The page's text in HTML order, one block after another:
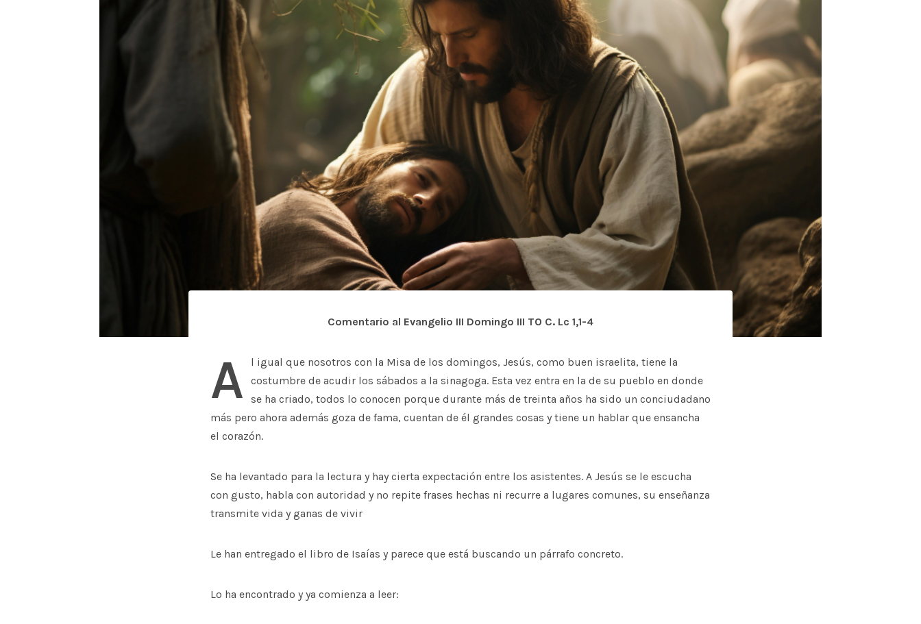
Comentario al Evangelio III Domingo III TO C. Lc 1,1-4
A
l igual que nosotros con la Misa de los domingos, Jesús, como buen israelita, tiene la
costumbre de acudir los sábados a la sinagoga. Esta vez entra en la de su pueblo en donde
se ha criado, todos lo conocen porque durante más de treinta años ha sido un conciudadano
más pero ahora además goza de fama, cuentan de él grandes cosas y tiene un hablar que ensancha
el corazón.
Se ha levantado para la lectura y hay cierta expectación entre los asistentes. A Jesús se le escucha
con gusto, habla con autoridad y no repite frases hechas ni recurre a lugares comunes, su enseñanza
transmite vida y ganas de vivir
Le han entregado el libro de Isaías y parece que está buscando un párrafo concreto.
Lo ha encontrado y ya comienza a leer: